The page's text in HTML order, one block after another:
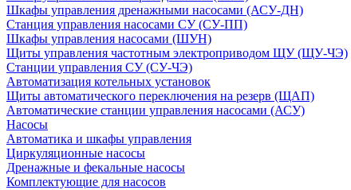
Шкафы управления дренажными насосами (АСУ-ДН)
Станция управления насосами СУ (СУ-ПП)
Шкафы управления насосами (ШУН)
Щиты управления частотным электроприводом ЩУ (ЩУ-ЧЭ)
Станции управления СУ (СУ-ЧЭ)
Автоматизация котельных установок
Щиты автоматического переключения на резерв (ЩАП)
Автоматические станции управления насосами (АСУ)
Насосы
Автоматика и шкафы управления
Циркуляционные насосы
Дренажные и фекальные насосы
Комплектующие для насосов